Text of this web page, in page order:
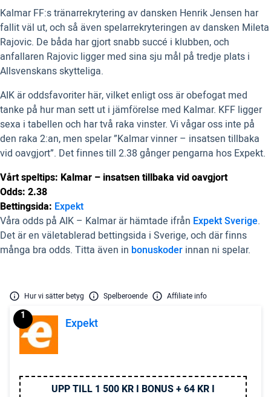
Kalmar FF:s tränarrekrytering av dansken Henrik Jensen har
fallit väl ut, och så även spelarrekryteringen av dansken Mileta
Rajovic. De båda har gjort snabb succé i klubben, och
anfallaren Rajovic ligger med sina sju mål på tredje plats i
Allsvenskans skytteliga.
AIK är oddsfavoriter här, vilket enligt oss är obefogat med
tanke på hur man sett ut i jämförelse med Kalmar. KFF ligger
sexa i tabellen och har två raka vinster. Vi vågar oss inte på
den raka 2:an, men spelar ”Kalmar vinner – insatsen tillbaka
vid oavgjort”. Det finnes till 2.38 gånger pengarna hos Expekt.
Vårt speltips: Kalmar – insatsen tillbaka vid oavgjort
Odds: 2.38
Bettingsida: Expekt
Våra odds på AIK – Kalmar är hämtade ifrån Expekt Sverige.
Det är en väletablerad bettingsida i Sverige, och där finns
många bra odds. Titta även in bonuskoder innan ni spelar.
Hur vi sätter betyg Spelberoende Affiliate info
Expekt
1
UPP TILL 1 500 KR I BONUS + 64 KR I